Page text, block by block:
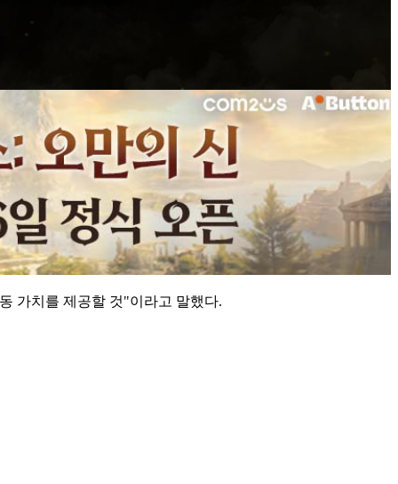
가치를 제공할 것"이라고 말했다.